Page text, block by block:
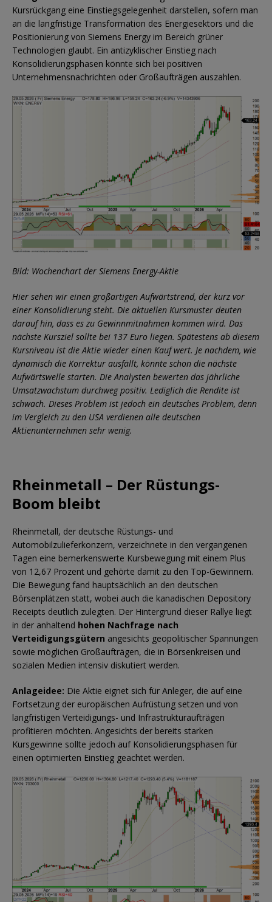
Kursrückgang eine Einstiegsgelegenheit darstellen, sofern man
an die langfristige Transformation des Energiesektors und die
Positionierung von Siemens Energy im Bereich grüner
Technologien glaubt. Ein antizyklischer Einstieg nach
Konsolidierungsphasen könnte sich bei positiven
Unternehmensnachrichten oder Großaufträgen auszahlen.
Bild: Wochenchart der Siemens Energy-Aktie
Hier sehen wir einen großartigen Aufwärtstrend, der kurz vor
einer Konsolidierung steht. Die aktuellen Kursmuster deuten
darauf hin, dass es zu Gewinnmitnahmen kommen wird. Das
nächste Kursziel sollte bei 137 Euro liegen. Spätestens ab diesem
Kursniveau ist die Aktie wieder einen Kauf wert. Je nachdem, wie
dynamisch die Korrektur ausfällt, könnte schon die nächste
Aufwärtswelle starten. Die Analysten bewerten das jährliche
Umsatzwachstum durchweg positiv. Lediglich die Rendite ist
schwach. Dieses Problem ist jedoch ein deutsches Problem, denn
im Vergleich zu den USA verdienen alle deutschen
Aktienunternehmen sehr wenig.
Rheinmetall – Der Rüstungs-
Boom bleibt
Rheinmetall, der deutsche Rüstungs- und
Automobilzulieferkonzern, verzeichnete in den vergangenen
Tagen eine bemerkenswerte Kursbewegung mit einem Plus
von 12,67 Prozent und gehörte damit zu den Top-Gewinnern.
Die Bewegung fand hauptsächlich an den deutschen
Börsenplätzen statt, wobei auch die kanadischen Depository
Receipts deutlich zulegten. Der Hintergrund dieser Rallye liegt
in der anhaltend hohen Nachfrage nach
Verteidigungsgütern angesichts geopolitischer Spannungen
sowie möglichen Großaufträgen, die in Börsenkreisen und
sozialen Medien intensiv diskutiert werden.
Anlageidee: Die Aktie eignet sich für Anleger, die auf eine
Fortsetzung der europäischen Aufrüstung setzen und von
langfristigen Verteidigungs- und Infrastrukturaufträgen
profitieren möchten. Angesichts der bereits starken
Kursgewinne sollte jedoch auf Konsolidierungsphasen für
einen optimierten Einstieg geachtet werden.